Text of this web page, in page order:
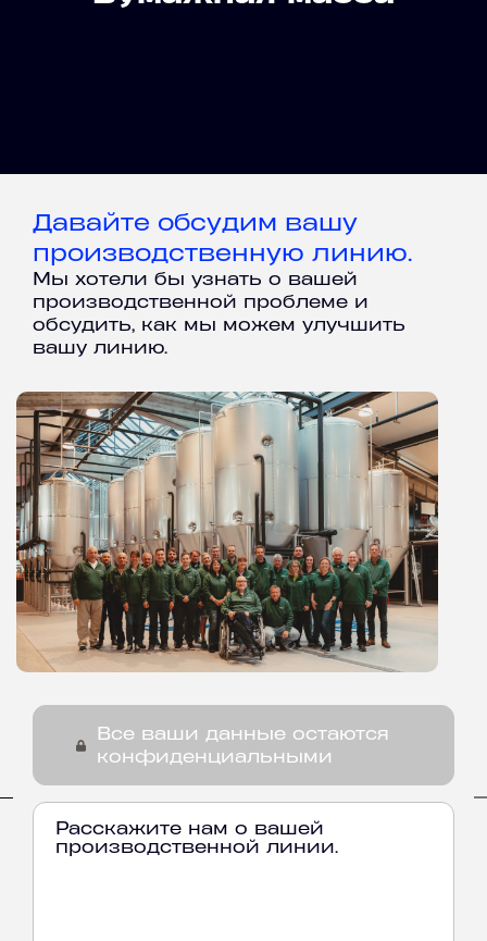
Давайте обсудим вашу
производственную линию.
Мы хотели бы узнать о вашей
производственной проблеме и
обсудить, как мы можем улучшить
вашу линию.
Все ваши данные остаются
конфиденциальными